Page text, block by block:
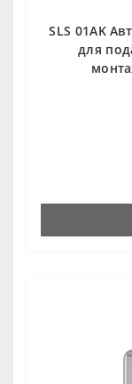
SLS 01AK
для